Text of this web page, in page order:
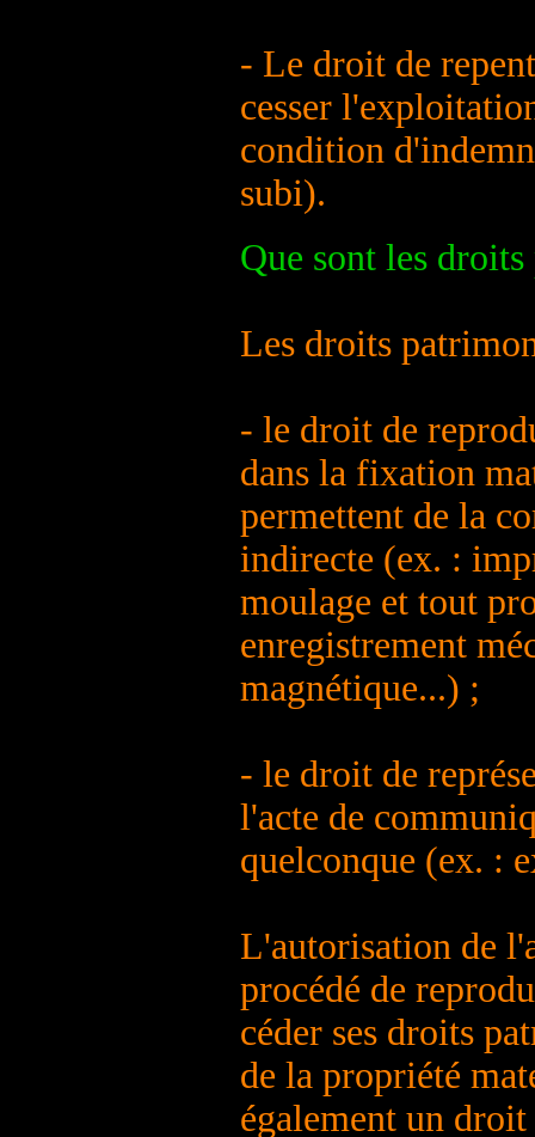
- Le droit de
cesser
condition
subi).
Que sont les
Les droits
- le droit de
dans la fixation
permettent de la
indirecte (ex. :
moulage et tout
enregistrement
magnétique...) ;
- le droit de
l'acte de
quelconque (ex. :
L'autorisation de
procédé de
céder ses droits
de la propriété
également un